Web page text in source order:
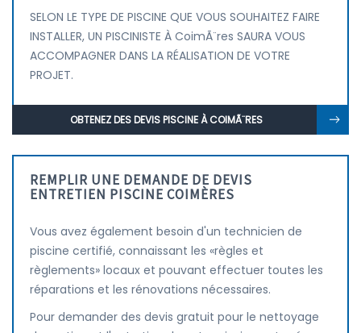
SELON LE TYPE DE PISCINE QUE VOUS SOUHAITEZ FAIRE
INSTALLER, UN PISCINISTE À CoimÃ¨res SAURA VOUS
ACCOMPAGNER DANS LA RÉALISATION DE VOTRE
PROJET.
OBTENEZ DES DEVIS PISCINE À COIMÃ¨RES
REMPLIR UNE DEMANDE DE DEVIS
ENTRETIEN PISCINE COIMÈRES
Vous avez également besoin d'un technicien de
piscine certifié, connaissant les «règles et
règlements» locaux et pouvant effectuer toutes les
réparations et les rénovations nécessaires.
Pour demander des devis gratuit pour le nettoyage